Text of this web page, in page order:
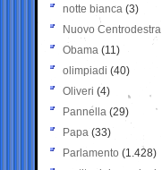
notte bianca (3)
Nuovo Centrodestra
Obama (11)
olimpiadi (40)
Oliveri (4)
Pannella (29)
Papa (33)
Parlamento (1.428)